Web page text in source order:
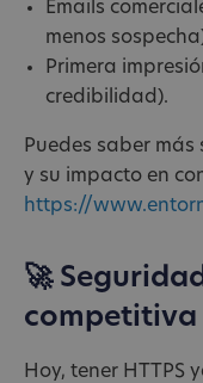
Emails
menos
Primera
credibilidad).
Puedes saber más
y su impacto en
https://
🚀
competitiva
Hoy, tener HTTPS